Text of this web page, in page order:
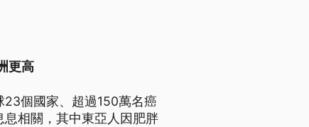
disarankan untuk
更高
個國家、超過150萬名癌
相關，其中東亞人因肥胖